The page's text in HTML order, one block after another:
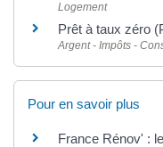
Logement
Prêt à taux zéro
Argent - Impôts -
Pour en savoir plus
France Rénov' :